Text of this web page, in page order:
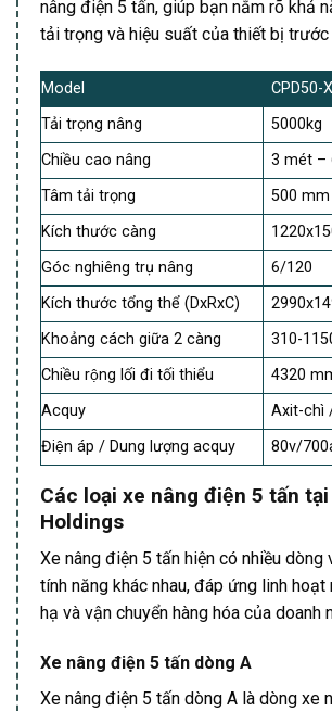
nâng điện 5 tấn, giúp bạn nắm rõ khả
tải trọng và hiệu suất của thiết bị trước
Model
CPD50-
Tải trọng nâng
5000kg
Chiều cao nâng
3 mét –
Tâm tải trọng
500 mm
Kích thước càng
Góc nghiêng trụ nâng
6/120
Kích thước tổng thể (DxRxC)
Khoảng cách giữa 2 càng
310-
Chiều rộng lối đi tối thiểu
4320
Acquy
Axit-chì
Điện áp / Dung lượng acquy
80v/
Các loại xe nâng điện 5 tấn
Holdings
Xe nâng điện 5 tấn hiện có nhiều dòng
tính năng khác nhau, đáp ứng linh hoạt
hạ và vận chuyển hàng hóa của doanh
Xe nâng điện 5 tấn dòng A
Xe nâng điện 5 tấn dòng A là dòng xe